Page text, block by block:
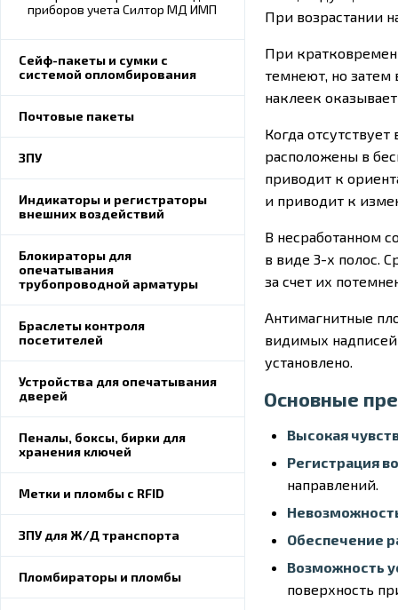
приборов учета Силтор МД ИМП
Сейф-пакеты и сумки с
системой опломбирования
Почтовые пакеты
ЗПУ
Индикаторы и регистраторы
внешних воздействий
Блокираторы для
опечатывания
трубопроводной арматуры
Браслеты контроля
посетителей
Устройства для опечатывания
дверей
Пеналы, боксы, бирки для
хранения ключей
Метки и пломбы с RFID
ЗПУ для Ж/Д транспорта
Пломбираторы и пломбы
При возрастании
При
темнеют, но затем
наклеек
Когда
расположены в
приводит к
и приводит к
В несработанном
в виде 3-х полос.
за счет их
Антимагнитные
видимых надписей
установлено.
Основные
Высокая
Регистрация
направлений.
Обеспечение
Возможность
поверхность